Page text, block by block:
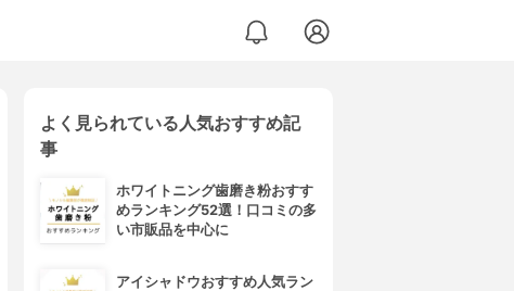
よく見られている人気おすすめ記
事
ホワイトニング歯磨き粉おすす
めランキング52選！口コミの多
い市販品を中心に
アイシャドウおすすめ人気ラン